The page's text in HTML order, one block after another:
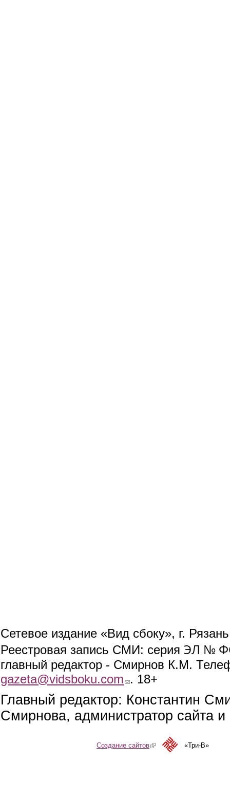
Сетевое издание «Вид сбоку», г.
Реестровая запись СМИ: серия ЭЛ №
главный редактор - Смирнов К.М.
gazeta@vidsboku.com (link sends e-mail)
. 18+
Главный редактор: Константин
Смирнова, администратор сайта
Создание сайтов(link is external)«Три-В»